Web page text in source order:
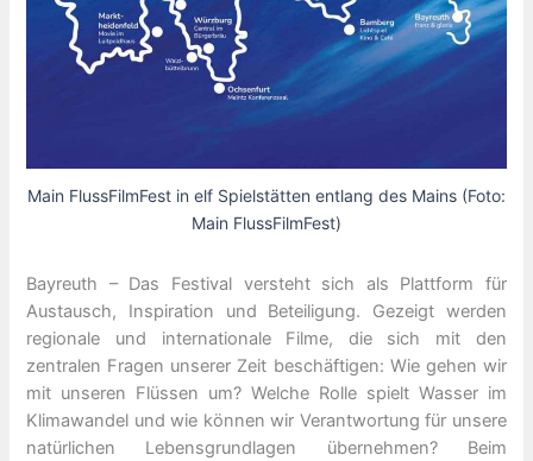
Main FlussFilmFest in elf Spielstätten entlang des Mains (Foto:
Main FlussFilmFest)
Bayreuth – Das Festival versteht sich als Plattform für
Austausch, Inspiration und Beteiligung. Gezeigt werden
regionale und internationale Filme, die sich mit den
zentralen Fragen unserer Zeit beschäftigen: Wie gehen wir
mit unseren Flüssen um? Welche Rolle spielt Wasser im
Klimawandel und wie können wir Verantwortung für unsere
natürlichen Lebensgrundlagen übernehmen? Beim